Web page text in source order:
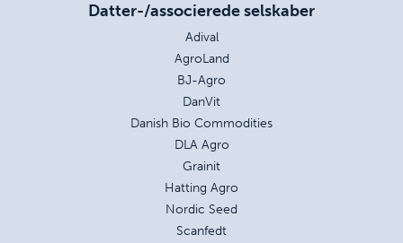
Datter-/associerede selskaber
Adival
AgroLand
BJ-Agro
DanVit
Danish Bio Commodities
DLA Agro
Grainit
Hatting Agro
Nordic Seed
Scanfedt